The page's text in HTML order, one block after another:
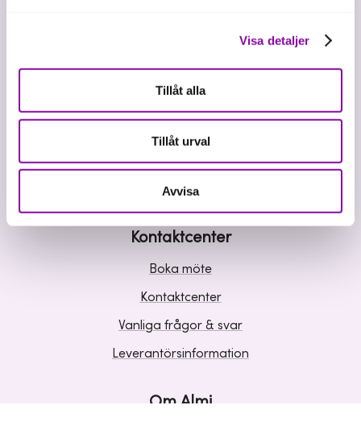
Visa detaljer
Tillåt alla
Tillåt urval
Avvisa
Våra tjänster
Riskkapital
Affärsutveckling
Kunskap och inspiration
Kontaktcenter
Boka möte
Kontaktcenter
Vanliga frågor & svar
Leverantörsinformation
Om Almi